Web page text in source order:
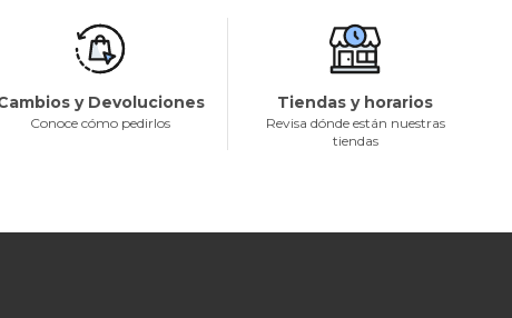
y Devoluciones
Conoce cómo pedirlos
Tiendas y horarios
Revisa dónde están nuestras
tiendas